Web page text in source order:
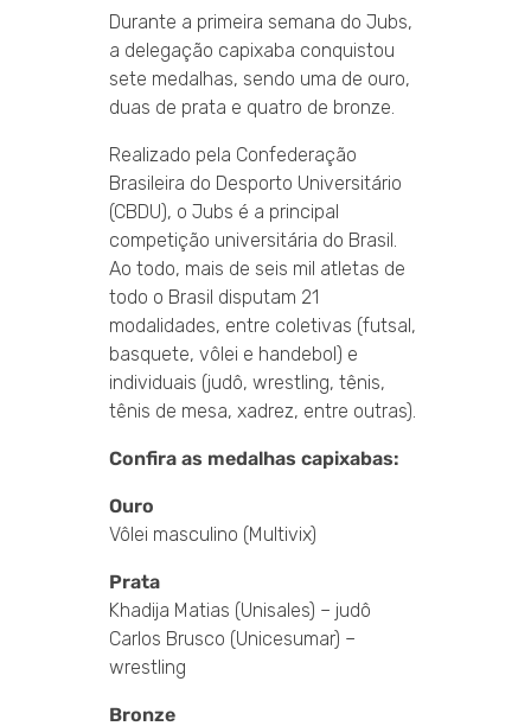
Durante a primeira semana do Jubs,
a delegação capixaba conquistou
sete medalhas, sendo uma de ouro,
duas de prata e quatro de bronze.
Realizado pela Confederação
Brasileira do Desporto Universitário
(CBDU), o Jubs é a principal
competição universitária do Brasil.
Ao todo, mais de seis mil atletas de
todo o Brasil disputam 21
modalidades, entre coletivas (futsal,
basquete, vôlei e handebol) e
individuais (judô, wrestling, tênis,
tênis de mesa, xadrez, entre outras).
Confira as medalhas capixabas:
Ouro
Vôlei masculino (Multivix)
Prata
Khadija Matias (Unisales) – judô
Carlos Brusco (Unicesumar) –
wrestling
Bronze